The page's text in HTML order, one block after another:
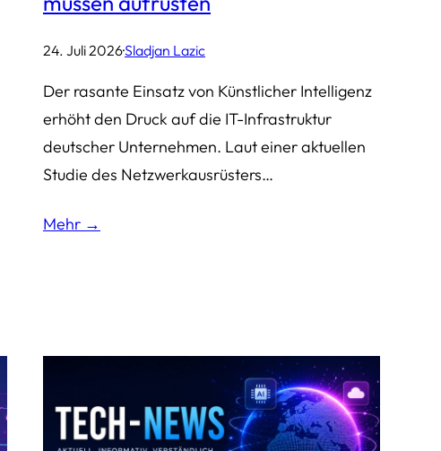
24. Juli 2026·Sladjan Lazic
Der rasante Einsatz von Künstlicher Intelligenz
erhöht den Druck auf die IT-Infrastruktur
deutscher Unternehmen. Laut einer aktuellen
Studie des Netzwerkausrüsters…
Mehr →